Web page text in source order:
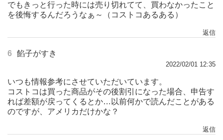
でもきっと行った時には売り切れてて、買わなかったこと
を後悔するんだろうなぁ～（コストコあるある）
返信
6 餡子がすき
2022/02/01 12:35
いつも情報参考にさせていただいています。
コストコは買った商品がその後割引になった場合、申告す
れば差額が戻ってくるとか…以前何かで読んだことがある
のですが、アメリカだけかな？
返信